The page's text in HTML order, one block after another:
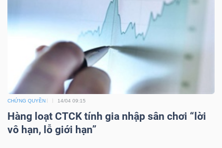
CHỨNG QUYỀN 14/04 09:15
Hàng loạt CTCK tính gia nhập sân chơi “lời
vô hạn, lỗ giới hạn”
NGHỆ
THÔNG
TIN